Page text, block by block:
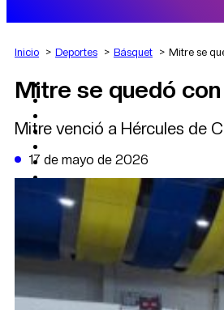
AGRO
DEPORTES
POLÍTICA
DATA FIRME
DE LA TRIBUNA TV
Inicio Deportes Básquet Mitre se
Mitre se quedó
Mitre venció a Hércules de
17 de mayo de 2026